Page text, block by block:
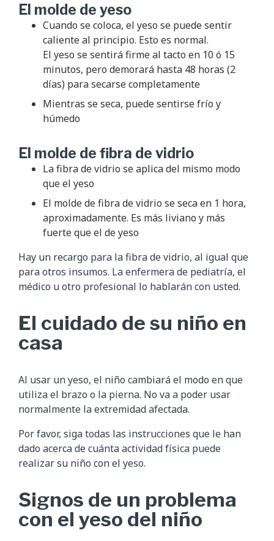
El molde de yeso
Cuando se coloca, el yeso se puede sentir
caliente al principio. Esto es normal.
El yeso se sentirá firme al tacto en 10 ó 15
minutos, pero demorará hasta 48 horas (2
días) para secarse completamente
Mientras se seca, puede sentirse frío y
húmedo
El molde de fibra de vidrio
La fibra de vidrio se aplica del mismo modo
que el yeso
El molde de fibra de vidrio se seca en 1 hora,
aproximadamente. Es más liviano y más
fuerte que el de yeso
Hay un recargo para la fibra de vidrio, al igual que
para otros insumos. La enfermera de pediatría, el
médico u otro profesional lo hablarán con usted.
El cuidado de su niño en
casa
Al usar un yeso, el niño cambiará el modo en que
utiliza el brazo o la pierna. No va a poder usar
normalmente la extremidad afectada.
Por favor, siga todas las instrucciones que le han
dado acerca de cuánta actividad física puede
realizar su niño con el yeso.
Signos de un problema
con el yeso del niño